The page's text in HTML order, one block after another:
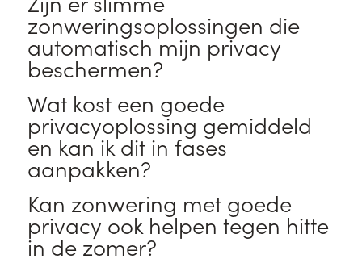
zonweringsoplossingen die
automatisch mijn privacy
beschermen?
Wat kost een goede
privacyoplossing gemiddeld
en kan ik dit in fases
aanpakken?
Kan zonwering met goede
privacy ook helpen tegen hitte
in de zomer?